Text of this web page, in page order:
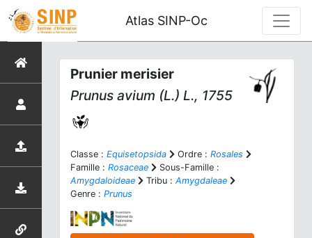
Atlas SINP-Oc
Prunier merisier
Prunus avium (L.) L., 1755
Classe : Equisetopsida Ordre : Rosales
Famille : Rosaceae
Sous-Famille :
Amygdaloideae
Tribu : Amygdaleae
Genre : Prunus